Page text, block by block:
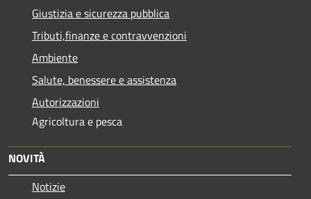
Giustizia e sicurezza pubblica
Tributi,finanze e contravvenzioni
Ambiente
Salute, benessere e assistenza
Autorizzazioni
Agricoltura e pesca
NOVITÀ
Notizie